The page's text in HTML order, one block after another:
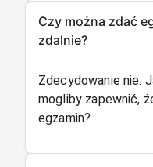
Czy można zdać
zdalnie?
Zdecydowanie nie.
mogliby zapewnić,
egzamin?